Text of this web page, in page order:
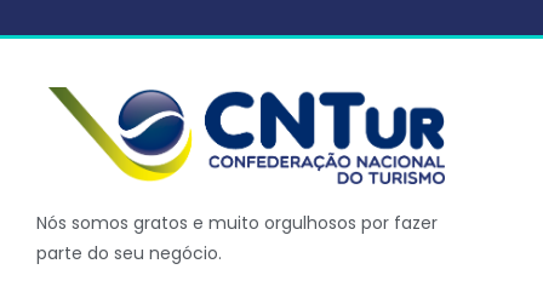
Nós somos gratos e muito orgulhosos por fazer
parte do seu negócio.